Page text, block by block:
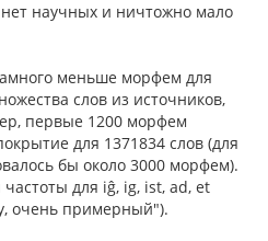
научных и ничтожно мало
меньше морфем для
слов из источников,
первые 1200 морфем
для 1371834 слов (для
бы около 3000 морфем).
для iĝ, ig, ist, ad, et
очень примерный").